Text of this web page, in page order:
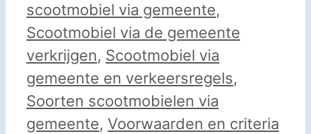
scootmobiel via gemeente,
Scootmobiel via de gemeente
verkrijgen, Scootmobiel via
gemeente en verkeersregels,
Soorten scootmobielen via
gemeente, Voorwaarden en criteria